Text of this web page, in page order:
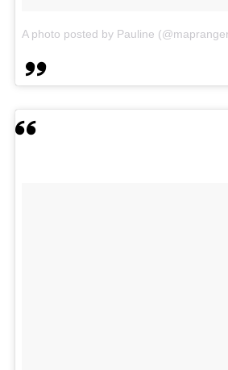
A photo posted by Pauline